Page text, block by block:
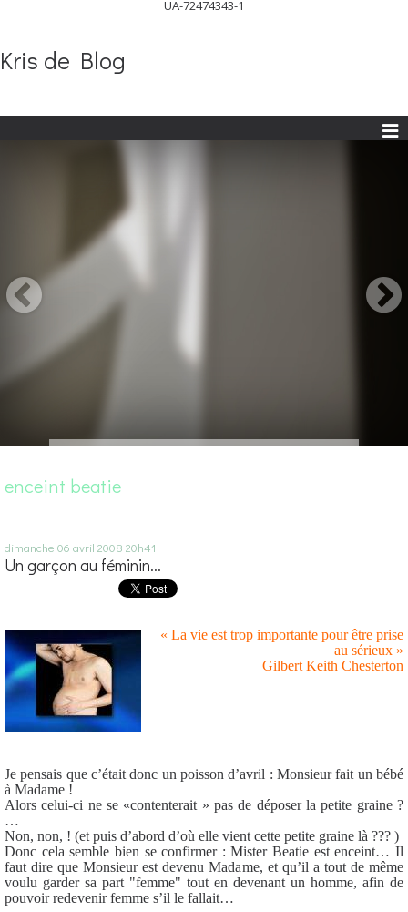
UA-72474343-1
Kris de Blog
enceint beatie
dimanche 06 avril 2008 20h41
Un garçon au féminin...
« La vie est trop importante pour être prise
au sérieux »
Gilbert Keith Chesterton
Je pensais que c’était donc un poisson d’avril : Monsieur fait un bébé
à Madame !
Alors celui-ci ne se «contenterait » pas de déposer la petite graine ?
…
Non, non, ! (et puis d’abord d’où elle vient cette petite graine là ??? )
Donc cela semble bien se confirmer : Mister Beatie est enceint… Il
faut dire que Monsieur est devenu Madame, et qu’il a tout de même
voulu garder sa part "femme" tout en devenant un homme, afin de
pouvoir redevenir femme s’il le fallait…